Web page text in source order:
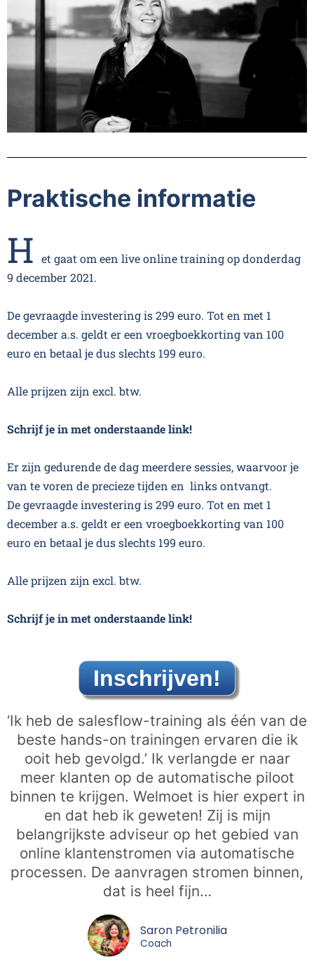
Praktische informatie
H et gaat om een live online training op donderdag
9 december 2021.
De gevraagde investering is 299 euro. Tot en met 1
december a.s. geldt er een vroegboekkorting van 100
euro en betaal je dus slechts 199 euro.
Alle prijzen zijn excl. btw.
Schrijf je in met onderstaande link!
Er zijn gedurende de dag meerdere sessies, waarvoor je
van te voren de precieze tijden en links ontvangt.
De gevraagde investering is 299 euro. Tot en met 1
december a.s. geldt er een vroegboekkorting van 100
euro en betaal je dus slechts 199 euro.
Alle prijzen zijn excl. btw.
Schrijf je in met onderstaande link!
Inschrijven!
‘Ik heb de salesflow-training als één van de
beste hands-on trainingen ervaren die ik
ooit heb gevolgd.’ Ik verlangde er naar
meer klanten op de automatische piloot
binnen te krijgen. Welmoet is hier expert in
en dat heb ik geweten! Zij is mijn
belangrijkste adviseur op het gebied van
online klantenstromen via automatische
processen. De aanvragen stromen binnen,
dat is heel fijn…
Saron Petronilia
Coach